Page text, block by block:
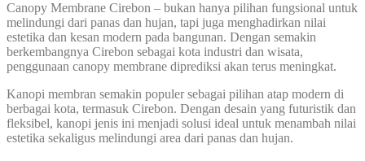
Canopy Membrane Cirebon – bukan hanya pilihan fungsional untuk
melindungi dari panas dan hujan, tapi juga menghadirkan nilai
estetika dan kesan modern pada bangunan. Dengan semakin
berkembangnya Cirebon sebagai kota industri dan wisata,
penggunaan canopy membrane diprediksi akan terus meningkat.
Kanopi membran semakin populer sebagai pilihan atap modern di
berbagai kota, termasuk Cirebon. Dengan desain yang futuristik dan
fleksibel, kanopi jenis ini menjadi solusi ideal untuk menambah nilai
estetika sekaligus melindungi area dari panas dan hujan.